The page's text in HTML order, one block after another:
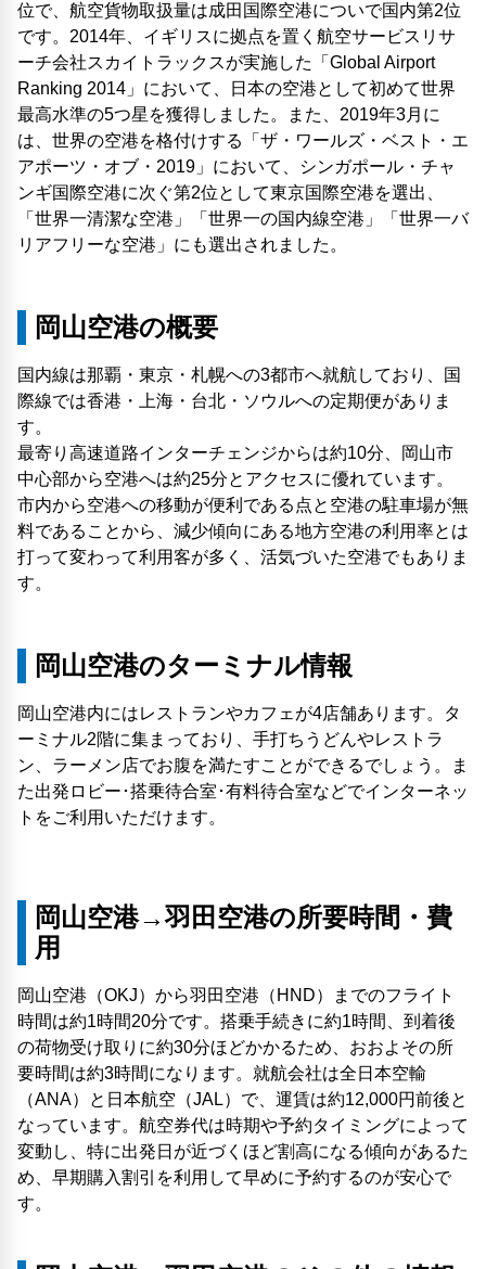
位で、航空貨物取扱量は成田国際空港についで国内第2位
です。2014年、イギリスに拠点を置く航空サービスリサ
ーチ会社スカイトラックスが実施した「Global Airport
Ranking 2014」において、日本の空港として初めて世界
最高水準の5つ星を獲得しました。また、2019年3月に
は、世界の空港を格付けする「ザ・ワールズ・ベスト・エ
アポーツ・オブ・2019」において、シンガポール・チャ
ンギ国際空港に次ぐ第2位として東京国際空港を選出、
「世界一清潔な空港」「世界一の国内線空港」「世界一バ
リアフリーな空港」にも選出されました。
岡山空港の概要
国内線は那覇・東京・札幌への3都市へ就航しており、国
際線では香港・上海・台北・ソウルへの定期便がありま
す。
最寄り高速道路インターチェンジからは約10分、岡山市
中心部から空港へは約25分とアクセスに優れています。
市内から空港への移動が便利である点と空港の駐車場が無
料であることから、減少傾向にある地方空港の利用率とは
打って変わって利用客が多く、活気づいた空港でもありま
す。
岡山空港のターミナル情報
岡山空港内にはレストランやカフェが4店舗あります。タ
ーミナル2階に集まっており、手打ちうどんやレストラ
ン、ラーメン店でお腹を満たすことができるでしょう。ま
た出発ロビー･搭乗待合室･有料待合室などでインターネッ
トをご利用いただけます。
岡山空港→羽田空港の所要時間・費
用
岡山空港（OKJ）から羽田空港（HND）までのフライト
時間は約1時間20分です。搭乗手続きに約1時間、到着後
の荷物受け取りに約30分ほどかかるため、おおよその所
要時間は約3時間になります。就航会社は全日本空輸
（ANA）と日本航空（JAL）で、運賃は約12,000円前後と
なっています。航空券代は時期や予約タイミングによって
変動し、特に出発日が近づくほど割高になる傾向があるた
め、早期購入割引を利用して早めに予約するのが安心で
す。